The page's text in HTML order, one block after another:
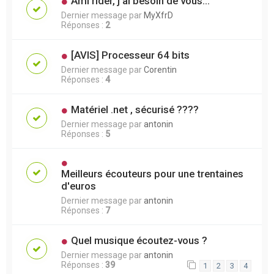
Dernier message par MyXfrD
Réponses : 2
[AVIS] Processeur 64 bits
Dernier message parCorentin
Réponses : 4
Matériel .net , sécurisé ????
Dernier message parantonin
Réponses : 5
Meilleurs écouteurs pour une trentaines
d'euros
Dernier message parantonin
Réponses : 7
Quel musique écoutez-vous ?
Dernier message parantonin
Réponses : 39 1 2 3 4